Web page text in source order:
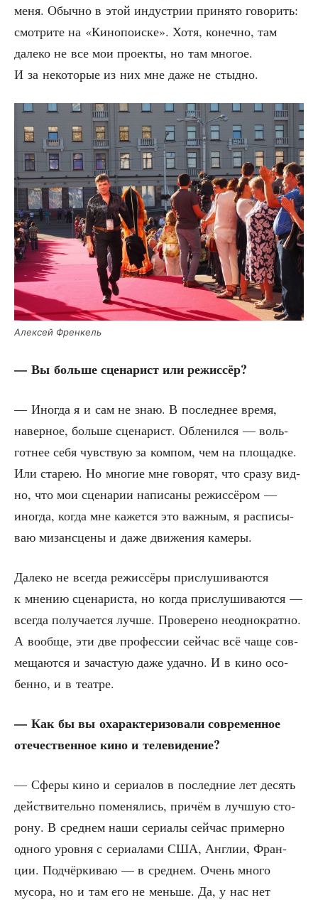
меня. Обыч­но в этой инду­стрии при­ня­то гово­рить:
смот­ри­те на «Кино­по­ис­ке». Хотя, конеч­но, там
дале­ко не все мои про­ек­ты, но там мно­гое.
И за неко­то­рые из них мне даже не стыдно.
Алек­сей Френкель
— Вы боль­ше сце­на­рист или режиссёр?
— Ино­гда я и сам не знаю. В послед­нее вре­мя,
навер­ное, боль­ше сце­на­рист. Обле­нил­ся — воль­
гот­нее себя чув­ствую за ком­пом, чем на пло­щад­ке.
Или ста­рею. Но мно­гие мне гово­рят, что сра­зу вид­
но, что мои сце­на­рии напи­са­ны режис­сё­ром —
ино­гда, когда мне кажет­ся это важ­ным, я рас­пи­сы­
ваю мизан­сце­ны и даже дви­же­ния камеры.
Дале­ко не все­гда режис­сё­ры при­слу­ши­ва­ют­ся
к мне­нию сце­на­ри­ста, но когда при­слу­ши­ва­ют­ся —
все­гда полу­ча­ет­ся луч­ше. Про­ве­ре­но неод­но­крат­но.
А вооб­ще, эти две про­фес­сии сей­час всё чаще сов­
ме­ща­ют­ся и зача­стую даже удач­но. И в кино осо­
бен­но, и в театре.
— Как бы вы оха­рак­те­ри­зо­ва­ли совре­мен­ное
оте­че­ствен­ное кино и телевидение?
— Сфе­ры кино и сери­а­лов в послед­ние лет десять
дей­стви­тель­но поме­ня­лись, при­чём в луч­шую сто­
ро­ну. В сред­нем наши сери­а­лы сей­час при­мер­но
одно­го уров­ня с сери­а­ла­ми США, Англии, Фран­
ции. Под­чёр­ки­ваю — в сред­нем. Очень мно­го
мусо­ра, но и там его не мень­ше. Да, у нас нет